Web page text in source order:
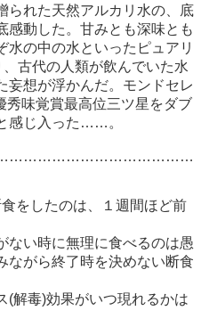
れた天然アルカリ水の、底
感動した。甘みとも深味とも
水の中の水といったピュアリ
古代の人類が飲んでいた水
想が浮かんだ。モンドセレ
秀味覚賞最高位三ツ星をダブ
感じ入った……。
をしたのは、１週間ほど前
い時に無理に食べるのは愚
ながら終了時を決めない断食
解毒)効果がいつ現れるかは